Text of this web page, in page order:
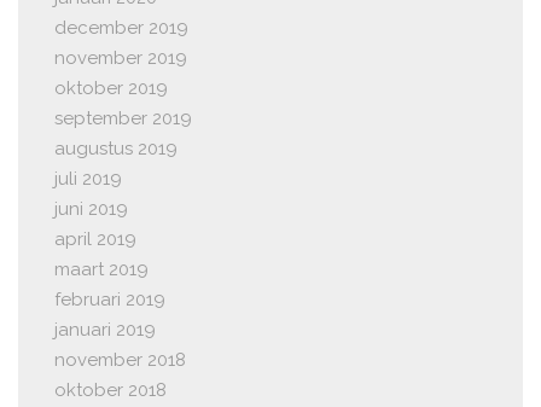
december 2019
november 2019
oktober 2019
september 2019
augustus 2019
juli 2019
juni 2019
april 2019
maart 2019
februari 2019
januari 2019
november 2018
oktober 2018